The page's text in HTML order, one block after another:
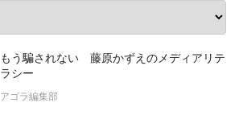
もう騙されない 藤原かずえのメディアリテ
ラシー
アゴラ編集部